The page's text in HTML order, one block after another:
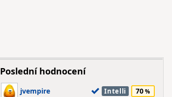
Poslední hodnocení
jvempire Intelli
70